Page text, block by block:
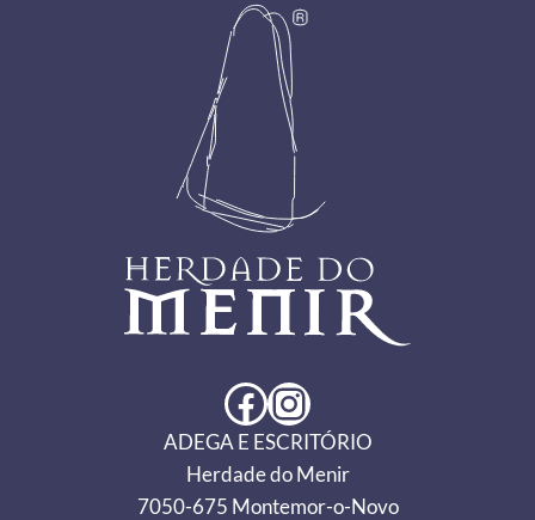
Facebook Instagram
ADEGA E ESCRITÓRIO
Herdade do Menir
7050-675 Montemor-o-Novo